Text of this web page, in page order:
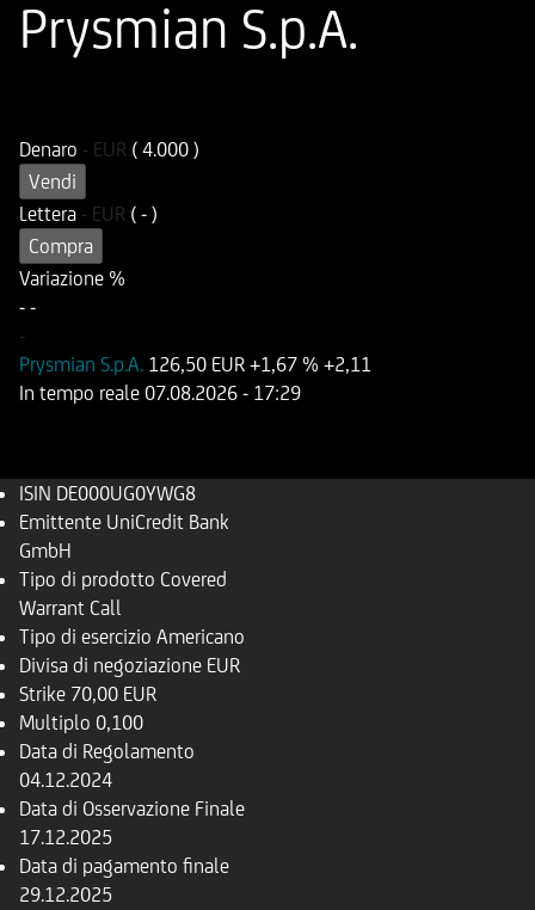
Prysmian S.p.A.
Denaro - EUR ( 4.000 )
Vendi
Lettera - EUR ( - )
Compra
Variazione %
- -
-
Prysmian S.p.A. 126,50 EUR +1,67 % +2,11
In tempo reale 07.08.2026 - 17:29
ISIN DE000UG0YWG8
Emittente UniCredit Bank
GmbH
Tipo di prodotto Covered
Warrant Call
Tipo di esercizio Americano
Divisa di negoziazione EUR
Strike 70,00 EUR
Multiplo 0,100
Data di Regolamento
04.12.2024
Data di Osservazione Finale
17.12.2025
Data di pagamento finale
29.12.2025